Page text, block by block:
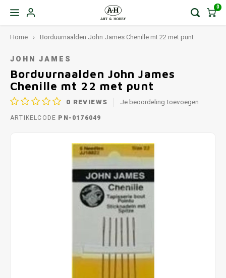
0
Home Borduurnaalden John James Chenille mt 22 met punt
JOHN JAMES
Borduurnaalden John James
Chenille mt 22 met punt
0 REVIEWS Je beoordeling toevoegen
ARTIKELCODE PN-0176049